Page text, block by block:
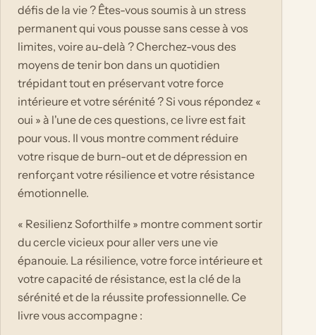
défis de la vie ? Êtes-vous soumis à un stress
permanent qui vous pousse sans cesse à vos
limites, voire au-delà ? Cherchez-vous des
moyens de tenir bon dans un quotidien
trépidant tout en préservant votre force
intérieure et votre sérénité ? Si vous répondez «
oui » à l'une de ces questions, ce livre est fait
pour vous. Il vous montre comment réduire
votre risque de burn-out et de dépression en
renforçant votre résilience et votre résistance
émotionnelle.
« Resilienz Soforthilfe » montre comment sortir
du cercle vicieux pour aller vers une vie
épanouie. La résilience, votre force intérieure et
votre capacité de résistance, est la clé de la
sérénité et de la réussite professionnelle. Ce
livre vous accompagne :